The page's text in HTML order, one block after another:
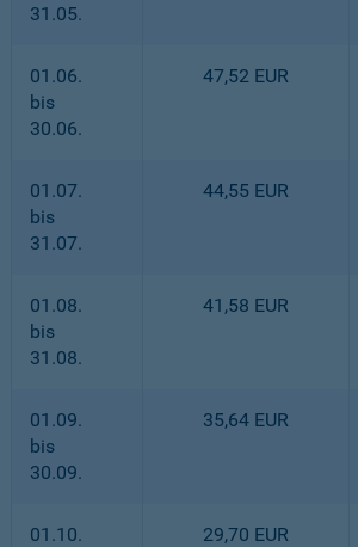
31.05.
01.06.
bis
30.06.
47,52 EUR
01.07.
bis
31.07.
44,55 EUR
01.08.
bis
31.08.
41,58 EUR
01.09.
bis
30.09.
35,64 EUR
01.10. 29,70 EUR